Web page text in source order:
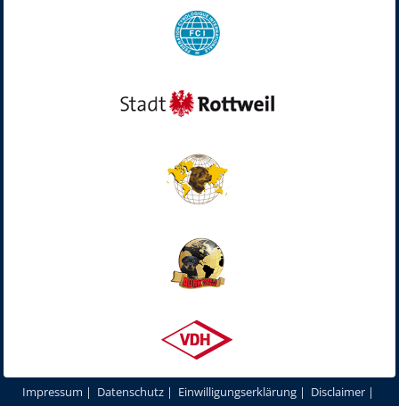
Impressum | Datenschutz | Einwilligungserklärung | Disclaimer |